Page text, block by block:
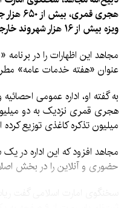
هجری
ویزه بیش از ۱۶ هزار شهروند خارجی تمدید شده است.
مجاهد این اظهارات را در
عنوان «هفته خدمات عامه»
هجری قمری نزدیک به دو
میلیون تذکره کاغذی توزیع
مجاهد افزود که این اداره در
حضوری و آنلاین را در بخش